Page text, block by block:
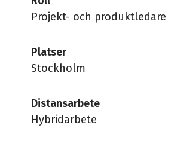
Projekt- och produktledare
Platser
Stockholm
Distansarbete
Hybridarbete